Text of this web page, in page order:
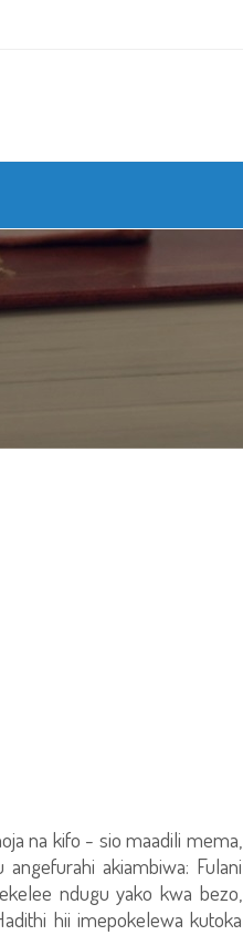
na kifo - sio maadili mema,
akiambiwa: Fulani
ndugu yako kwa bezo,
hii imepokelewa kutoka